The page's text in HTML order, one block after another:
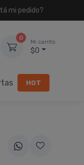
mi pedido?
0
Mi carrito
$0
HOT